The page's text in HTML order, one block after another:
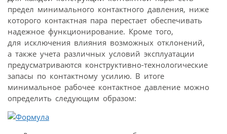
предел минимального контактного давления, ниже
которого контактная пара перестает обеспечивать
надежное функционирование. Кроме того,
для исключения влияния возможных отклонений,
а также учета различных условий эксплуатации
предусматриваются конструктивно-технологические
запасы по контактному усилию. В итоге
минимальное рабочее контактное давление можно
определить следующим образом: